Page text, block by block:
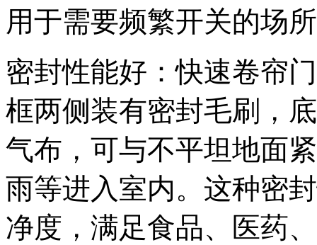
用于需要频繁开关的场
密封性能好：快速卷帘
框两侧装有密封毛刷，
气布，可与不平坦地面
雨等进入室内。这种密
净度，满足食品、医药